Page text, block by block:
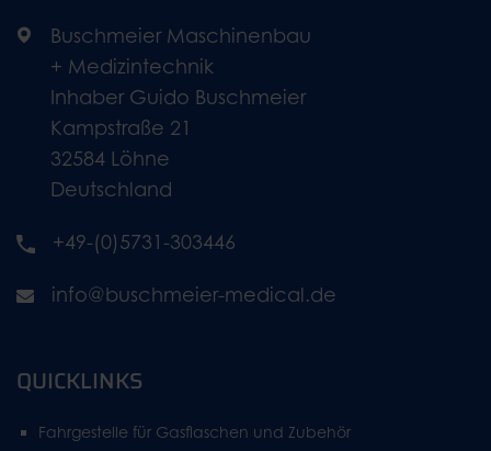
Buschmeier Maschinenbau
+ Medizintechnik
Inhaber Guido Buschmeier
Kampstraße 21
32584 Löhne
Deutschland
+49-(0)5731-303446
info@buschmeier-medical.de
QUICKLINKS
Fahrgestelle für Gasflaschen und Zubehör